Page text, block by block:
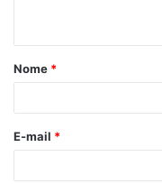
á
r
*
Nome *
E-mail *